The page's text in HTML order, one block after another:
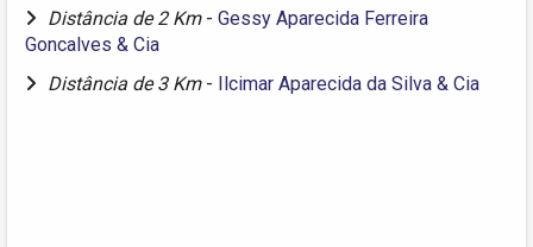
Distância de 2 Km - Gessy Aparecida Ferreira
Goncalves & Cia
Distância de 3 Km - Ilcimar Aparecida da Silva & Cia